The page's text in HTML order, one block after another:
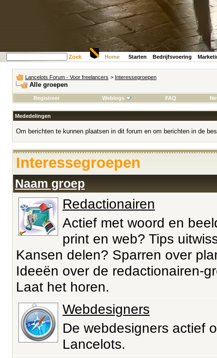
Zoek Home Starten Bedrijfsvoering
Lancelots Forum - Voor freelancers > Interessegroepen
Alle groepen
Registreer Weblogs FAQ
Mededelingen
Om berichten te kunnen plaatsen in dit forum en om berichten in de
Interessegroepen
Naam groep
Redactionairen
Actief met woord en
print en web? Tips
Kansen delen? Sparren over
Ideeën over de redactionairen-
Laat het horen.
Webdesigners
De webdesigners actief
Lancelots.